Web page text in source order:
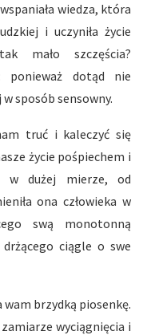
wiedza, która
i uczyniła życie
mało szczęścia?
dotąd nie
sposób sensowny.
truć i kaleczyć się
życie pośpiechem i
w dużej mierze, od
ona człowieka w
swą monotonną
ciągle o swe
wam brzydką piosenkę.
wyciągnięcia i